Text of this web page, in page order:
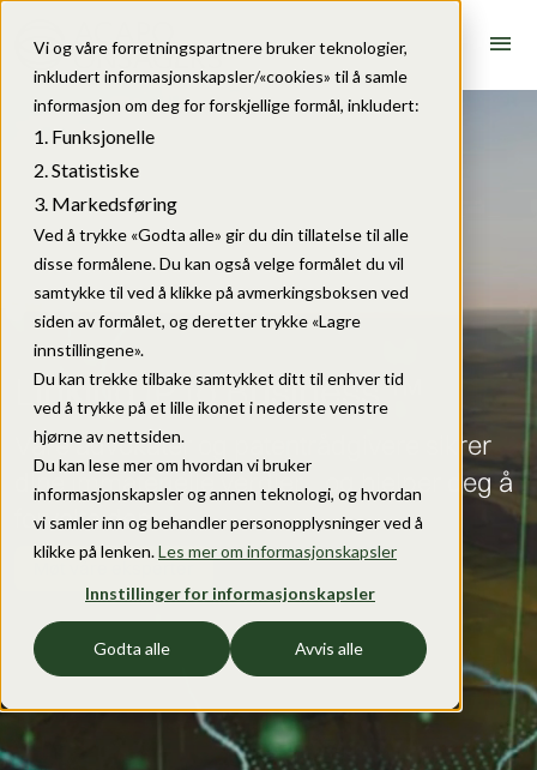
Vi og våre forretningspartnere bruker teknologier,
inkludert informasjonskapsler/«cookies» til å samle
informasjon om deg for forskjellige formål, inkludert:
Funksjonelle
Statistiske
Markedsføring
Ved å trykke «Godta alle» gir du din tillatelse til alle
disse formålene. Du kan også velge formålet du vil
samtykke til ved å klikke på avmerkingsboksen ved
siden av formålet, og deretter trykke «Lagre
innstillingene».
Du kan trekke tilbake samtykket ditt til enhver tid
ved å trykke på et lille ikonet i nederste venstre
hjørne av nettsiden.
Du kan lese mer om hvordan vi bruker
informasjonskapsler og annen teknologi, og hvordan
vi samler inn og behandler personopplysninger ved å
klikke på lenken.Les mer om informasjonskapsler
Innstillinger for informasjonskapsler
Godta alle Avvis alle
menu
Linking IP to Business ™
Våre advokater og patentrådgivere sikrer
dine immaterielle verdier og hjelper deg å
forvalte dem.
Møt våre eksperter